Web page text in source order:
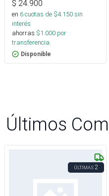
$ 24.900
en 6cuotas de $4.150sin
interés
ahorras $1.000 por
transferencia.
Disponible
Últimos
ÚLTIMAS2